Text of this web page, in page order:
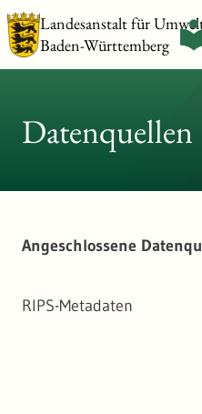
Landesanstalt für
Baden-Württemberg
Datenquellen
Angeschlossene
RIPS-Metadaten